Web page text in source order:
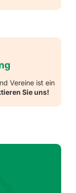
Vereine ist ein
Sie uns!